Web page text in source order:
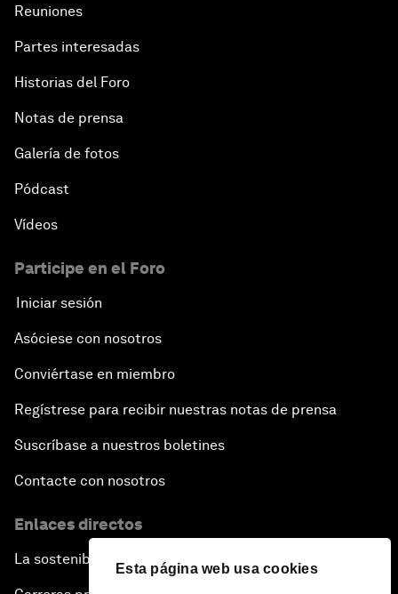
Esta página web usa cookies
Reuniones
Partes interesadas
Historias del Foro
Notas de prensa
Galería de fotos
Pódcast
Vídeos
Participe en el Foro
Iniciar sesión
Asóciese con nosotros
Conviértase en miembro
Regístrese para recibir nuestras notas de prensa
Suscríbase a nuestros boletines
Contacte con nosotros
Enlaces directos
La sostenibilidad en el Foro